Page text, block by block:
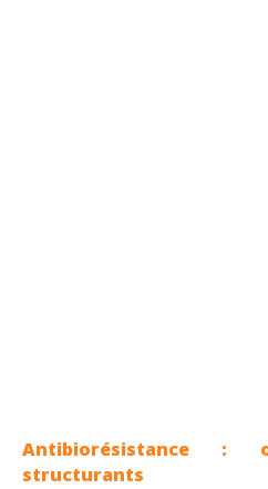
Antibiorésistance :
structurants